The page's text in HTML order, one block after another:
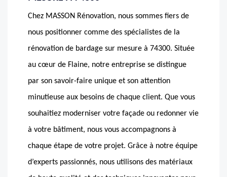
Chez MASSON Rénovation, nous sommes fiers de
nous positionner comme des spécialistes de la
rénovation de bardage sur mesure à 74300. Située
au cœur de Flaine, notre entreprise se distingue
par son savoir-faire unique et son attention
minutieuse aux besoins de chaque client. Que vous
souhaitiez moderniser votre façade ou redonner vie
à votre bâtiment, nous vous accompagnons à
chaque étape de votre projet. Grâce à notre équipe
d’experts passionnés, nous utilisons des matériaux